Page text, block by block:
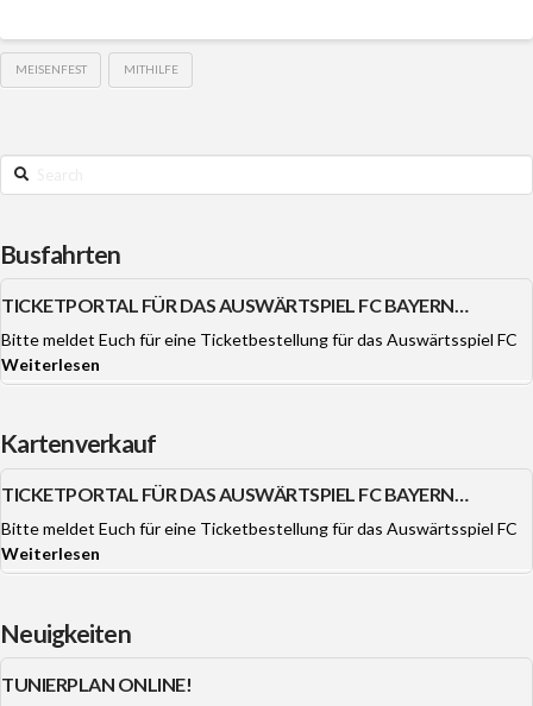
MEISENFEST MITHILFE
Search
Busfahrten
TICKETPORTAL FÜR DAS AUSWÄRTSPIEL FC BAYERN
MÜNCHEN OFFEN.
Bitte meldet Euch für eine Ticketbestellung für das Auswärtsspiel FC
Weiterlesen
Kartenverkauf
TICKETPORTAL FÜR DAS AUSWÄRTSPIEL FC BAYERN
MÜNCHEN OFFEN.
Bitte meldet Euch für eine Ticketbestellung für das Auswärtsspiel FC
Weiterlesen
Neuigkeiten
TUNIERPLAN ONLINE!